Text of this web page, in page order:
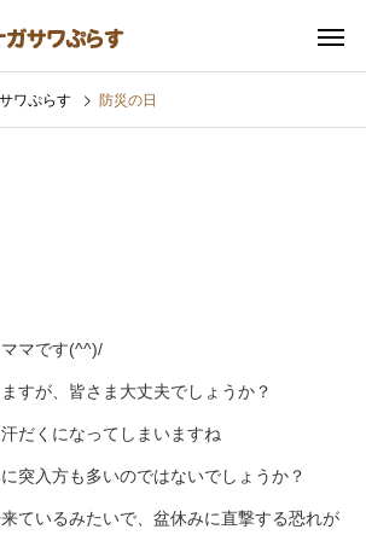
ワぷらす 防災の日
マです(^^)/
すが、皆さま大丈夫でしょうか？
だくになってしまいますね
突入方も多いのではないでしょうか？
ているみたいで、盆休みに直撃する恐れが